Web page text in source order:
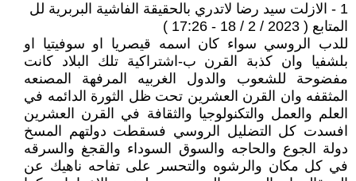
1 - الازلت سيد رضا لاتدري بالحقيقة الفاشية البربرية لل
المتابع ( 2023 / 2 / 18 - 17:26 )
للدب الروسي سواء كان اسمه قيصريا او سوفيتيا او
بلشفيا وان كذبة القرن ب-اشتراكية تلك البلاد كانت
مفضوحة للشعوب والدول الغربيه المرفهة المصنعه
المثقفه وان القرن العشرين تحت ظل الثورة الدائمه في
العلم والعمل والتكنولوجيا والثقافة في القرن العشرين
افسدت كل التضليل الروسي فسقطت دولتهم المسخ
دولة الجوع والحاجه والسوق السوداء والقجغ والسرقه
في كل مكان والرشوه والتحسر على تفاحه ناهيك عن